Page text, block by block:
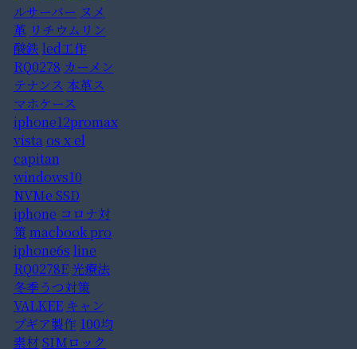
ルサーバー ヌメ
革 リチウムリン
酸鉄 led工作
RQ0278 カーメン
テナンス 本革ス
マホケース
iphone12promax
vistaos x el
capitan
windows10
NVMe SSD
iphone コロナ対
策macbook pro
iphone6s line
RQ0278E 光療法
冬季うつ対策
VALKEE キャン
プギア製作 100均
素材SIMロック